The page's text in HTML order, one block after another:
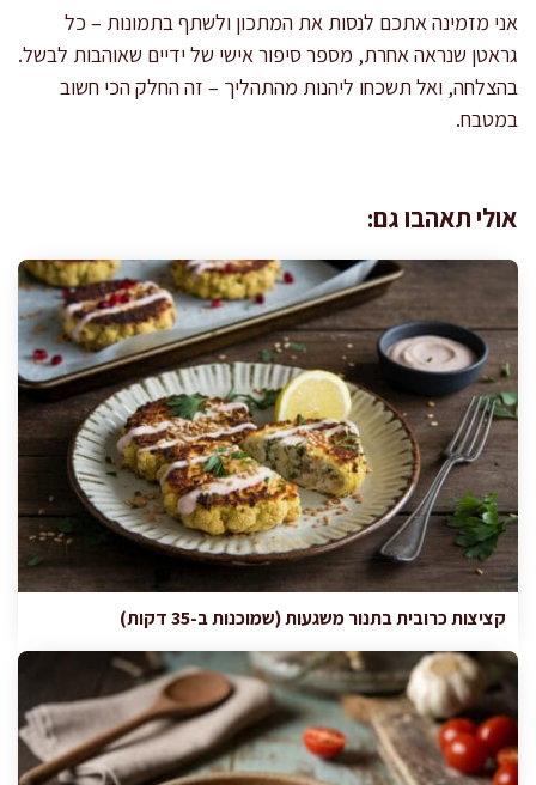
אני מזמינה אתכם לנסות את המתכון ולשתף בתמונות – כל
גראטן שנראה אחרת, מספר סיפור אישי של ידיים שאוהבות לבשל.
בהצלחה, ואל תשכחו ליהנות מהתהליך – זה החלק הכי חשוב
במטבח.
אולי תאהבו גם:
קציצות כרובית בתנור משגעות (שמוכנות ב-35 דקות)